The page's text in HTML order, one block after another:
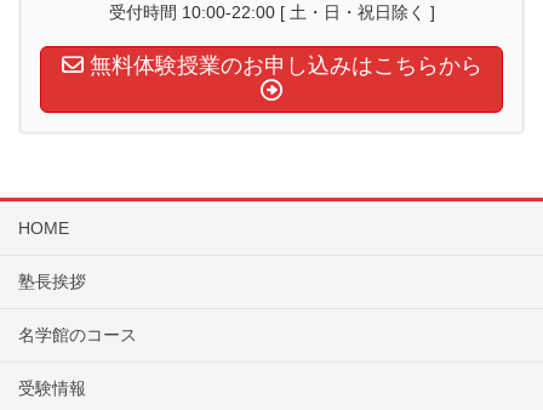
受付時間 10:00-22:00 [ 土・日・祝日除く ]
無料体験授業のお申し込みはこちらから
HOME
塾長挨拶
名学館のコース
受験情報